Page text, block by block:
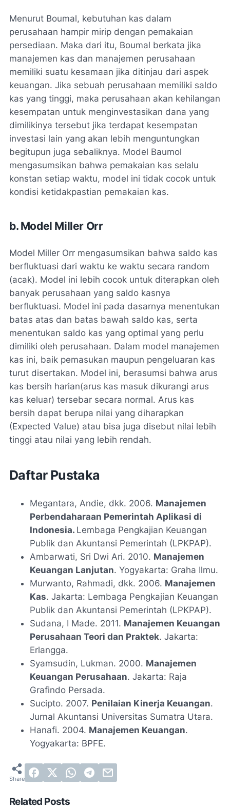
Menurut Boumal, kebutuhan kas dalam
perusahaan hampir mirip dengan pemakaian
persediaan. Maka dari itu, Boumal berkata jika
manajemen kas dan manajemen perusahaan
memiliki suatu kesamaan jika ditinjau dari aspek
keuangan. Jika sebuah perusahaan memiliki saldo
kas yang tinggi, maka perusahaan akan kehilangan
kesempatan untuk menginvestasikan dana yang
dimilikinya tersebut jika terdapat kesempatan
investasi lain yang akan lebih menguntungkan
begitupun juga sebaliknya. Model Baumol
mengasumsikan bahwa pemakaian kas selalu
konstan setiap waktu, model ini tidak cocok untuk
kondisi ketidakpastian pemakaian kas.
b. Model Miller Orr
Model Miller Orr mengasumsikan bahwa saldo kas
berfluktuasi dari waktu ke waktu secara random
(acak). Model ini lebih cocok untuk diterapkan oleh
banyak perusahaan yang saldo kasnya
berfluktuasi. Model ini pada dasarnya menentukan
batas atas dan batas bawah saldo kas, serta
menentukan saldo kas yang optimal yang perlu
dimiliki oleh perusahaan. Dalam model manajemen
kas ini, baik pemasukan maupun pengeluaran kas
turut disertakan. Model ini, berasumsi bahwa arus
kas bersih harian(arus kas masuk dikurangi arus
kas keluar) tersebar secara normal. Arus kas
bersih dapat berupa nilai yang diharapkan
(Expected Value) atau bisa juga disebut nilai lebih
tinggi atau nilai yang lebih rendah.
Daftar Pustaka
Megantara, Andie, dkk. 2006. Manajemen
Perbendaharaan Pemerintah Aplikasi di
Indonesia. Lembaga Pengkajian Keuangan
Publik dan Akuntansi Pemerintah (LPKPAP).
Ambarwati, Sri Dwi Ari. 2010. Manajemen
Keuangan Lanjutan. Yogyakarta: Graha Ilmu.
Murwanto, Rahmadi, dkk. 2006. Manajemen
Kas. Jakarta: Lembaga Pengkajian Keuangan
Publik dan Akuntansi Pemerintah (LPKPAP).
Sudana, I Made. 2011. Manajemen Keuangan
Perusahaan Teori dan Praktek. Jakarta:
Erlangga.
Syamsudin, Lukman. 2000. Manajemen
Keuangan Perusahaan. Jakarta: Raja
Grafindo Persada.
Sucipto. 2007. Penilaian Kinerja Keuangan.
Jurnal Akuntansi Universitas Sumatra Utara.
Hanafi. 2004. Manajemen Keuangan.
Yogyakarta: BPFE.
Related Posts